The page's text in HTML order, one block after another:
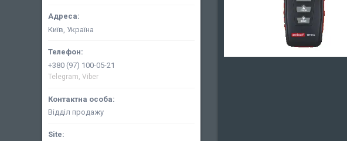
Київ, Україна
+380 (97) 100-05-21
Telegram, Viber
Відділ продажу